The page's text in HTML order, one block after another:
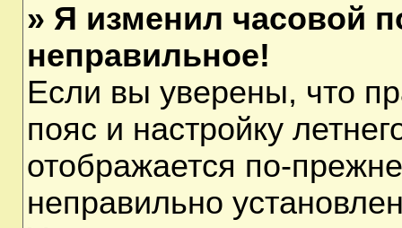
» Я изменил часовой
неправильное!
Если вы уверены, что
пояс и настройку
отображается по-
неправильно